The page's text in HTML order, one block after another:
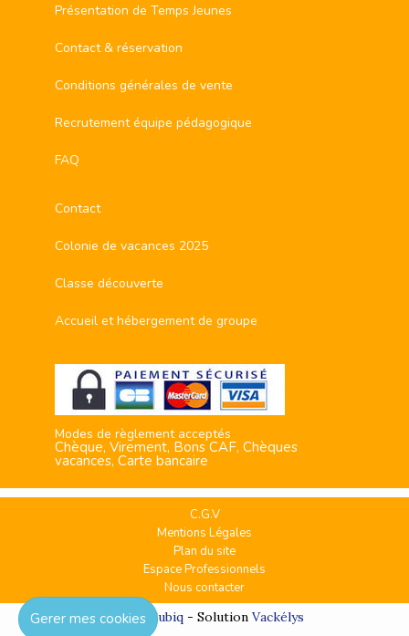
Présentation de Temps Jeunes
Contact & réservation
Conditions générales de vente
Recrutement équipe pédagogique
FAQ
Contact
Colonie de vacances 2025
Classe découverte
Accueil et hébergement de groupe
Modes de règlement acceptés
Chèque, Virement, Bons CAF, Chèques
vacances, Carte bancaire
C.G.V
Mentions Légales
Plan du site
Espace Professionnels
Nous contacter
Réalisation
Cubiq- Solution Vackélys
Gerer mes cookies